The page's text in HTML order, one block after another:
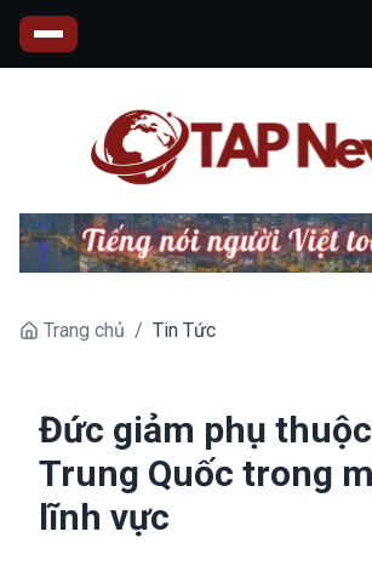
Trang chủ / Tin Tức
Đức giảm phụ
Trung Quốc trong
lĩnh vực